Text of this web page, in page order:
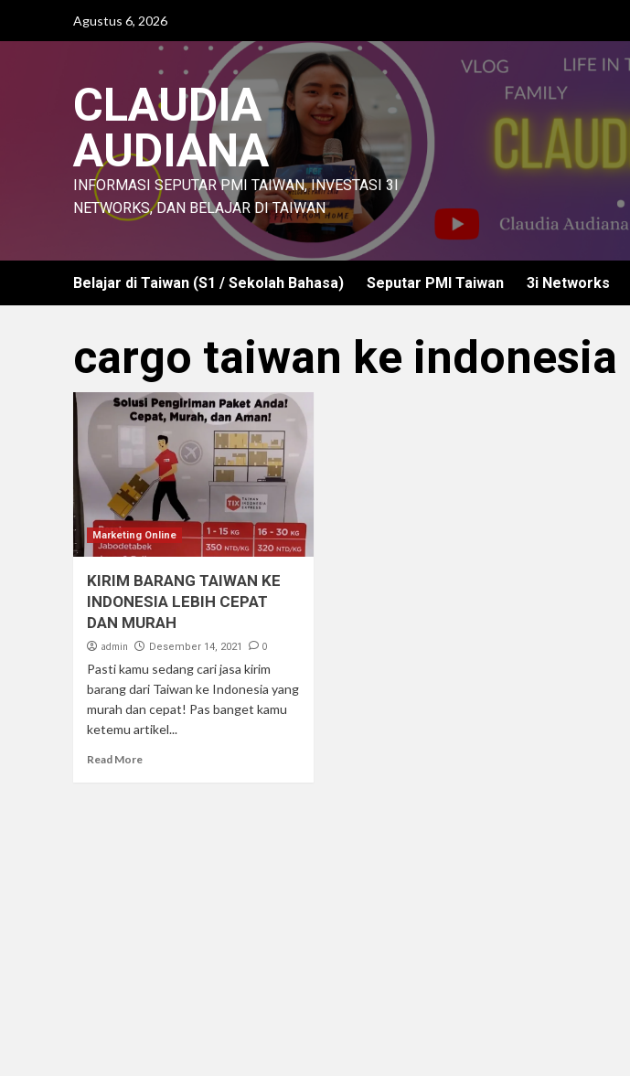
Agustus 6, 2026
CLAUDIA
AUDIANA
INFORMASI SEPUTAR PMI TAIWAN, INVESTASI 3I
NETWORKS, DAN BELAJAR DI TAIWAN
Belajar di Taiwan (S1 / Sekolah Bahasa) Seputar PMI Taiwan 3i Networks
cargo taiwan ke indonesia
Marketing Online
KIRIM BARANG TAIWAN KE
INDONESIA LEBIH CEPAT
DAN MURAH
admin Desember 14, 2021 0
Pasti kamu sedang cari jasa kirim
barang dari Taiwan ke Indonesia yang
murah dan cepat! Pas banget kamu
ketemu artikel...
Read More